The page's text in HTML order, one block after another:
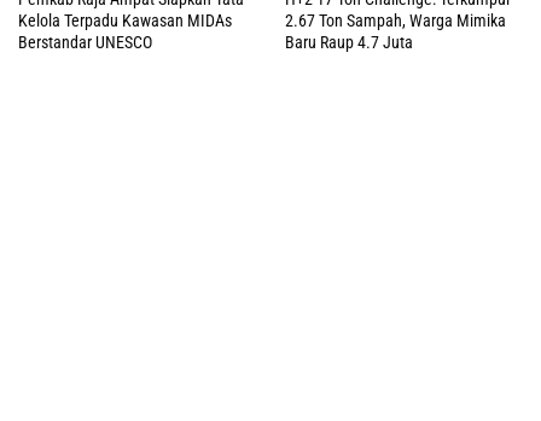
Kelola Terpadu Kawasan MIDAs
Berstandar UNESCO
2.67 Ton Sampah, Warga Mimika
Baru Raup 4.7 Juta